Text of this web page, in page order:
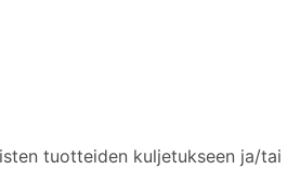
tuotteiden kuljetukseen ja/tai